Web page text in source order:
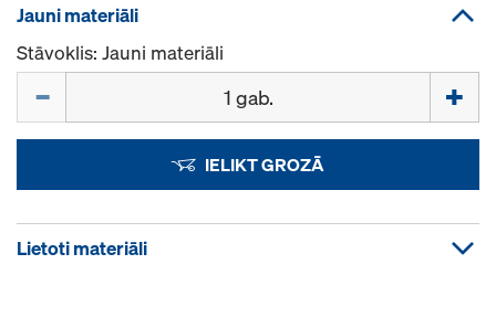
Jauni materiāli
Stāvoklis: Jauni materiāli
IELIKT GROZĀ
Lietoti materiāli